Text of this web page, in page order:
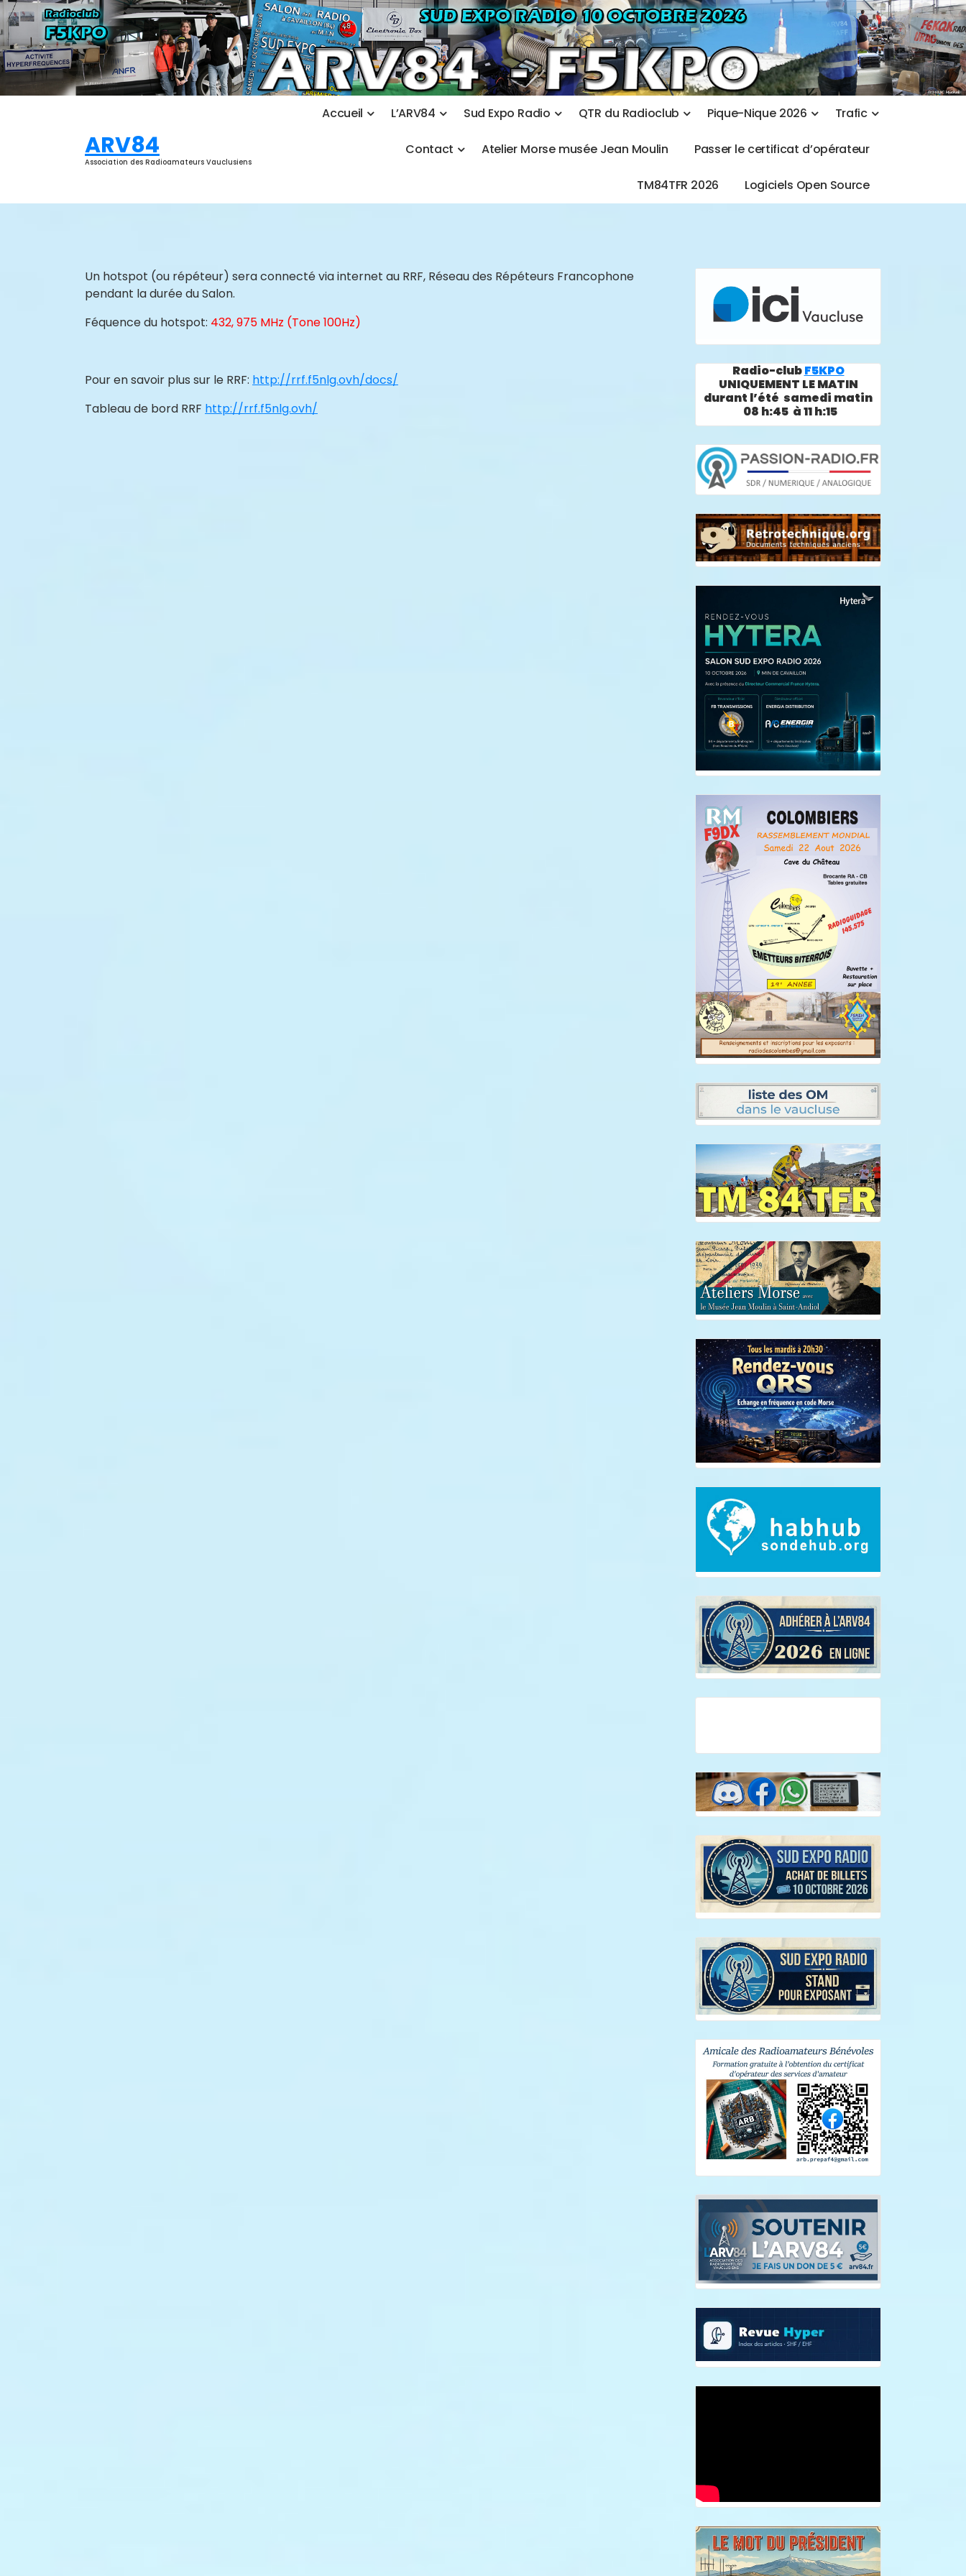
Aller
au
contenu
ARV84
Association des Radioamateurs Vauclusiens
Accueil L’ARV84 Sud Expo Radio QTR du Radioclub Pique-Nique 2026 Trafic
Contact Atelier Morse musée Jean Moulin Passer le certificat d’opérateur
TM84TFR 2026 Logiciels Open Source
Un hotspot (ou répéteur) sera connecté via internet au RRF, Réseau des Répéteurs Francophone
pendant la durée du Salon.
Féquence du hotspot: 432, 975 MHz (Tone 100Hz)
Pour en savoir plus sur le RRF: http://rrf.f5nlg.ovh/docs/
Tableau de bord RRF http://rrf.f5nlg.ovh/
Radio-clubF5KPO
UNIQUEMENT LE MATIN
durant l’été samedi matin
08 h:45 à 11 h:15